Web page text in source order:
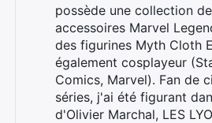
possède une collection
accessoires Marvel
des figurines Myth Cloth
également cosplayeur
Comics, Marvel). Fan de
séries, j'ai été figurant
d'Olivier Marchal, LES
Rechercher
: